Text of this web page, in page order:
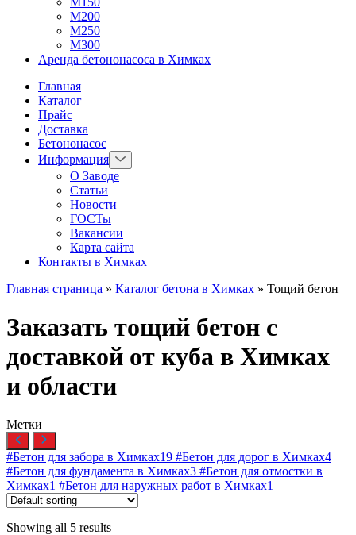
М200
М250
М300
Аренда бетононасоса в Химках
Главная
Каталог
Прайс
Доставка
Бетононасос
Информация
О Заводе
Статьи
Новости
ГОСТы
Вакансии
Карта сайта
Контакты в Химках
Главная страница » Каталог бетона в Химках » Тощий бетон
Заказать тощий бетон с
доставкой от куба в Химках
и области
Метки
#Бетон для забора в Химках19 #Бетон для дорог в Химках4
#Бетон для фундамента в Химках3 #Бетон для отмостки в
Химках1 #Бетон для наружных работ в Химках1
Showing all 5 results